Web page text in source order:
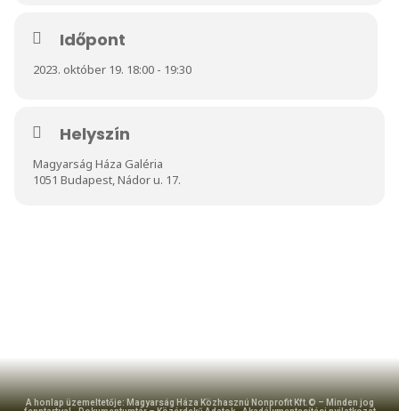
Időpont
2023. október 19. 18:00 - 19:30
Helyszín
Magyarság Háza Galéria
1051 Budapest, Nádor u. 17.
A honlap üzemeltetője: Magyarság Háza Közhasznú Nonprofit Kft.© – Minden jog